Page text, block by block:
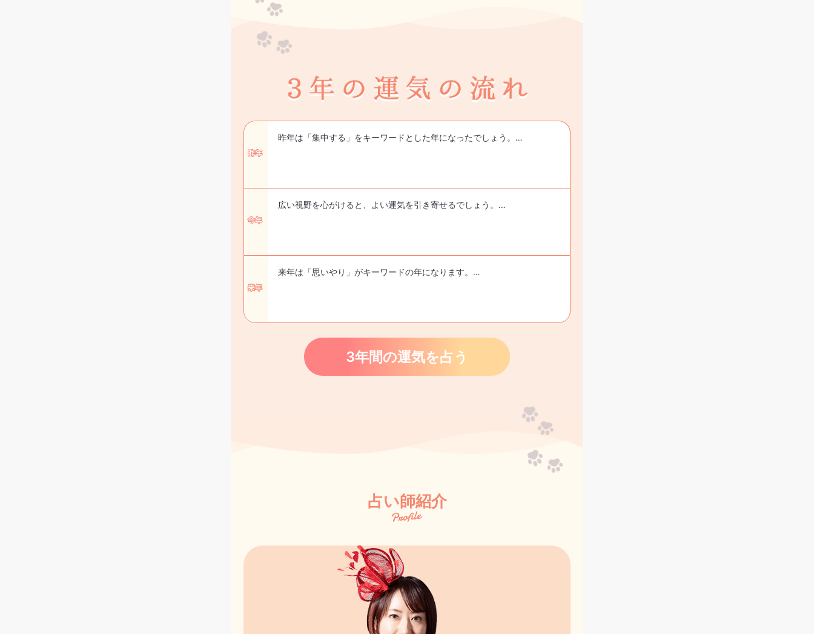
昨年は「集中する」をキーワードとした年になったでしょう。…
広い視野を心がけると、よい運気を引き寄せるでしょう。…
来年は「思いやり」がキーワードの年になります。…
3年間の運気を占う
占い師紹介